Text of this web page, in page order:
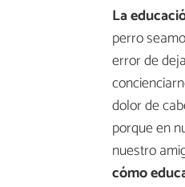
La
perro
error de
dolor de
porque en
nuestro
cómo